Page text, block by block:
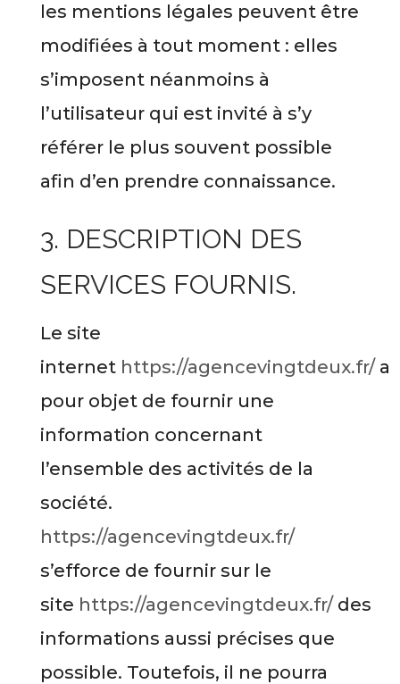
les mentions légales peuvent être
modifiées à tout moment : elles
s’imposent néanmoins à
l’utilisateur qui est invité à s’y
référer le plus souvent possible
afin d’en prendre connaissance.
3. DESCRIPTION DES
SERVICES FOURNIS.
Le site
internet https://agencevingtdeux.fr/a
pour objet de fournir une
information concernant
l’ensemble des activités de la
société.
https://agencevingtdeux.fr/
s’efforce de fournir sur le
site https://agencevingtdeux.fr/des
informations aussi précises que
possible. Toutefois, il ne pourra